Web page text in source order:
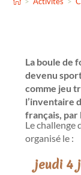
La boule de
devenu
comme jeu
l’inventaire
français, par
Le challenge
organisé le :
jeudi 4